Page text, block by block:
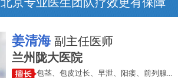
北京专业医生团队疗效更有保障
姜清海 副主任医师
兰州陇大医院
包茎、包皮过长、早泄、阳痿、前列腺...